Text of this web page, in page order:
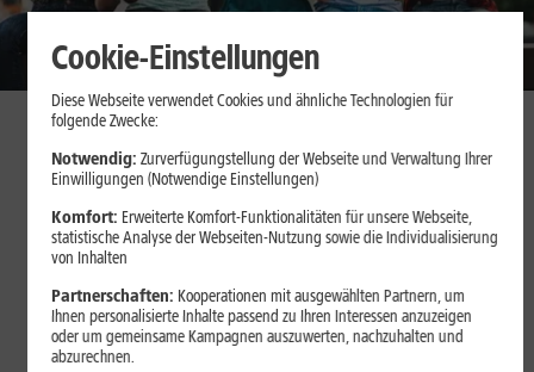
Cookie-Einstellungen
Diese Webseite verwendet Cookies und ähnliche Technologien für
folgende Zwecke:
Notwendig: Zurverfügungstellung der Webseite und Verwaltung Ihrer
Einwilligungen (Notwendige Einstellungen)
Komfort: Erweiterte Komfort-Funktionalitäten für unsere Webseite,
statistische Analyse der Webseiten-Nutzung sowie die Individualisierung
von Inhalten
Partnerschaften: Kooperationen mit ausgewählten Partnern, um
Ihnen personalisierte Inhalte passend zu Ihren Interessen anzuzeigen
oder um gemeinsame Kampagnen auszuwerten, nachzuhalten und
abzurechnen.